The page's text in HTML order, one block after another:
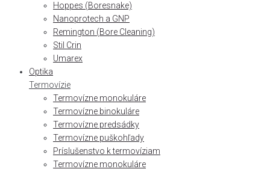
Hoppes (Boresnake)
Nanoprotech a GNP
Remington (Bore Cleaning)
Stil Crin
Umarex
Optika
Termovízie
Termovízne monokuláre
Termovízne binokuláre
Termovízne predsádky
Termovízne puškohľady
Príslušenstvo k termovíziam
Termovízne monokuláre